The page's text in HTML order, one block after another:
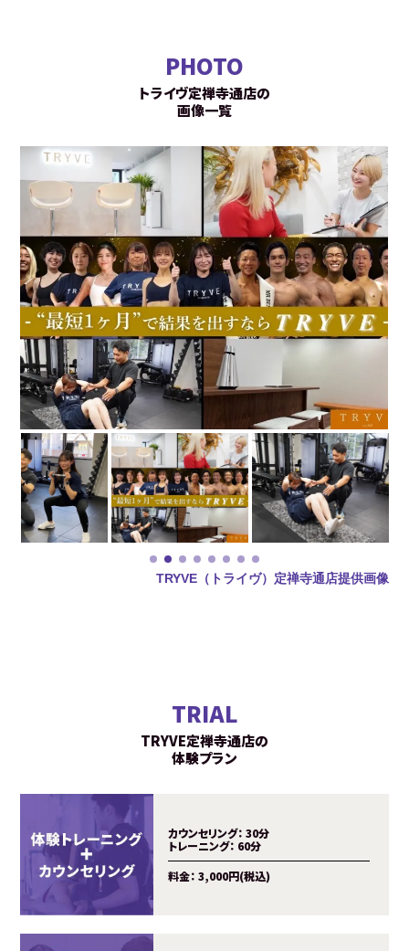
PHOTO
トライヴ定禅寺通店の
画像一覧
TRYVE（トライヴ）定禅寺通店提供画像
TRIAL
TRYVE定禅寺通店の
体験プラン
カウンセリング： 30分
トレーニング： 60分
料金： 3,000円(税込)